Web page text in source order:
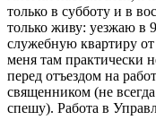
только в субботу и в
только живу: уезжаю в
служебную квартиру
меня там практически
перед отъездом на
священником (не
спешу). Работа в